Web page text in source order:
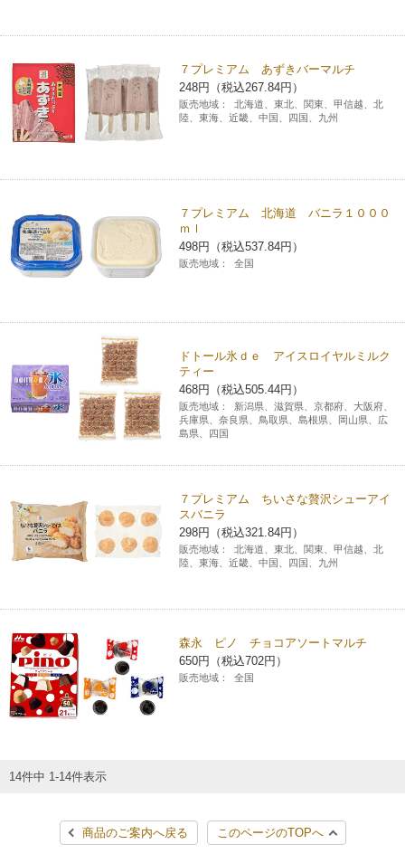
７プレミアム あずきバーマルチ
248円（税込267.84円）
販売地域：
北海道、東北、関東、甲信越、北
陸、東海、近畿、中国、四国、九州
７プレミアム 北海道 バニラ１０００
ｍｌ
498円（税込537.84円）
販売地域： 全国
ドトール氷ｄｅ アイスロイヤルミルク
ティー
468円（税込505.44円）
販売地域：
新潟県、滋賀県、京都府、大阪府、
兵庫県、奈良県、鳥取県、島根県、岡山県、広
島県、四国
７プレミアム ちいさな贅沢シューアイ
スバニラ
298円（税込321.84円）
販売地域：
北海道、東北、関東、甲信越、北
陸、東海、近畿、中国、四国、九州
森永 ピノ チョコアソートマルチ
650円（税込702円）
販売地域： 全国
14件中 1-14件表示
商品のご案内へ戻る このページのTOPへ